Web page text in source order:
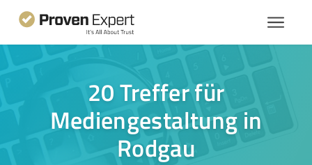
20 Treffer für
Mediengestaltung in
Rodgau